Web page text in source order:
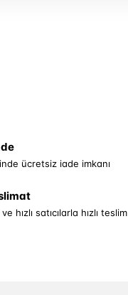
ücretsiz iade imkanı
hızlı satıcılarla hızlı teslim